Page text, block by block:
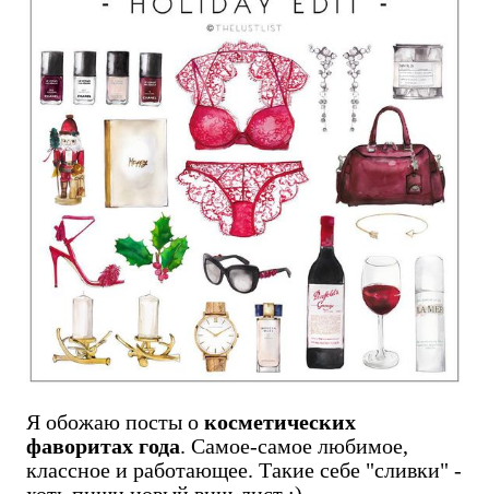
Я обожаю посты о косметических
фаворитах года. Самое-самое любимое,
классное и работающее. Такие себе "сливки" -